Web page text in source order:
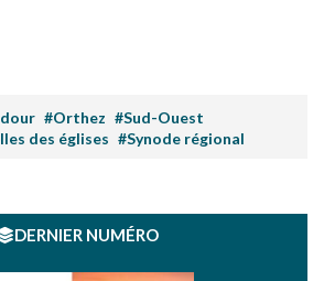
#Orthez #Sud-Ouest
des églises #Synode régional
DERNIER NUMÉRO